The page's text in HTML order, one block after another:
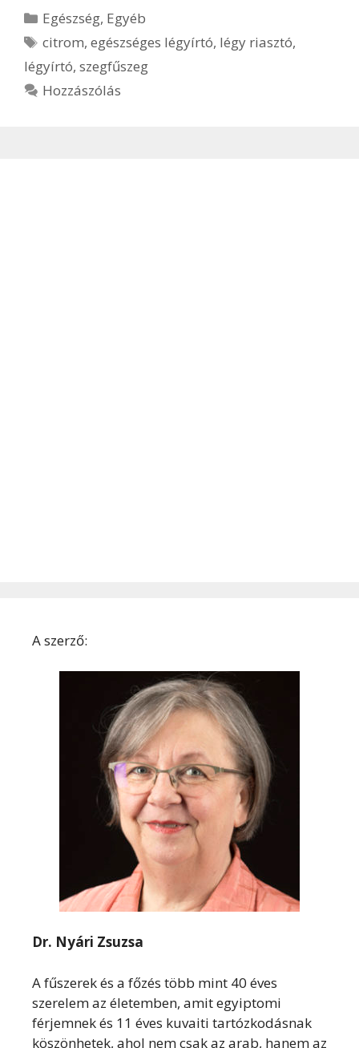
Kategória
Egészség, Egyéb
Címkék
citrom,egészséges légyírtó, légy riasztó,
légyírtó, szegfűszeg
Hozzászólás
A szerző:
Dr. Nyári Zsuzsa
A fűszerek és a főzés több mint 40 éves
szerelem az életemben, amit egyiptomi
férjemnek és 11 éves kuvaiti tartózkodásnak
köszönhetek, ahol nem csak az arab, hanem az